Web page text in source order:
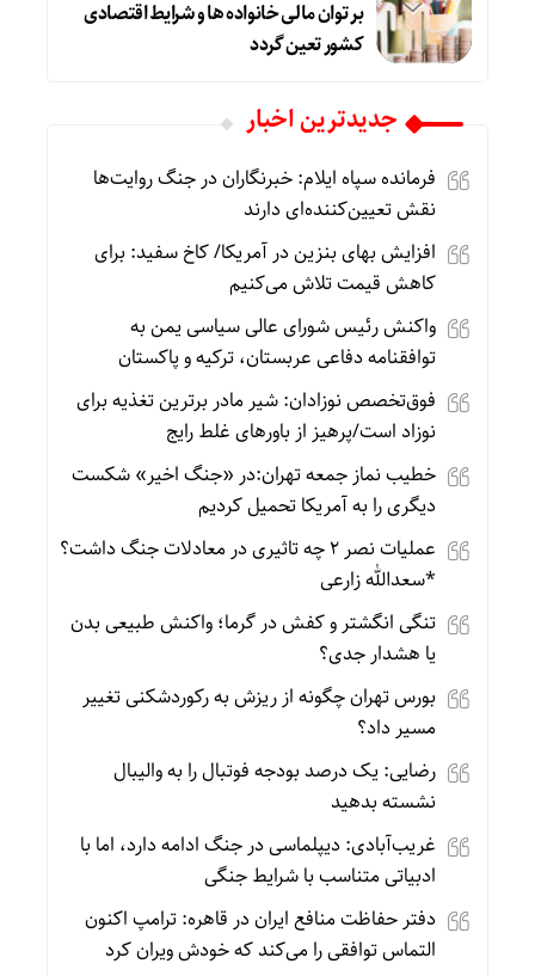
بر توان مالی خانواده ها و شرایط اقتصادی
کشور تعین گردد
جديدترين اخبار
فرمانده سپاه ایلام: خبرنگاران در جنگ روایت‌ها
نقش تعیین‌کننده‌ای دارند
افزایش بهای بنزین در آمریکا/ کاخ سفید: برای
کاهش قیمت تلاش می‌کنیم
واکنش رئیس شورای عالی سیاسی یمن به
توافقنامه دفاعی عربستان، ترکیه و پاکستان
فوق‌تخصص نوزادان: شیر مادر برترین تغذیه برای
نوزاد است/پرهیز از باورهای غلط رایج
خطیب نماز جمعه تهران:در «جنگ اخیر» شکست
دیگری را به آمریکا تحمیل کردیم
عملیات نصر ۲ چه تاثیری در معادلات جنگ داشت؟
*سعدالله زارعی
تنگی انگشتر و کفش در گرما؛ واکنش طبیعی بدن
یا هشدار جدی؟
بورس تهران چگونه از ریزش به رکوردشکنی تغییر
مسیر داد؟
رضایی: یک درصد بودجه فوتبال را به والیبال
نشسته بدهید
غریب‌آبادی: دیپلماسی در جنگ ادامه دارد، اما با
ادبیاتی متناسب با شرایط جنگی
دفتر حفاظت منافع ایران در قاهره: ترامپ اکنون
التماس توافقی را می‌کند که خودش ویران کرد